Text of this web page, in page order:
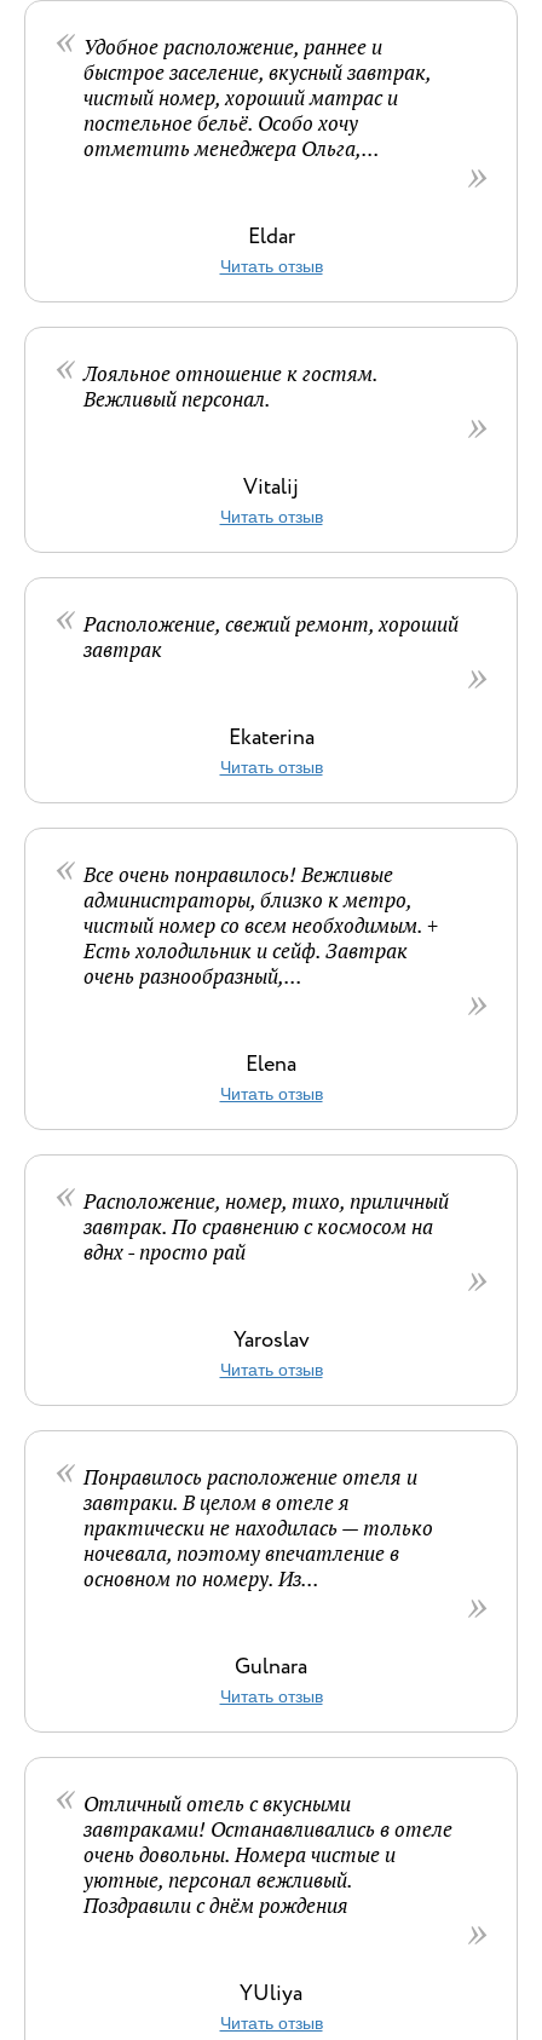
Удобное расположение, раннее и
быстрое заселение, вкусный завтрак,
чистый номер, хороший матрас и
постельное бельё. Особо хочу
отметить менеджера Ольга,...
Eldar
Читать отзыв
Лояльное отношение к гостям.
Вежливый персонал.
Vitalij
Читать отзыв
Расположение, свежий ремонт, хороший
завтрак
Ekaterina
Читать отзыв
Все очень понравилось! Вежливые
администраторы, близко к метро,
чистый номер со всем необходимым. +
Есть холодильник и сейф. Завтрак
очень разнообразный,...
Elena
Читать отзыв
Расположение, номер, тихо, приличный
завтрак. По сравнению с космосом на
вднх - просто рай
Yaroslav
Читать отзыв
Понравилось расположение отеля и
завтраки. В целом в отеле я
практически не находилась — только
ночевала, поэтому впечатление в
основном по номеру. Из...
Gulnara
Читать отзыв
Отличный отель с вкусными
завтраками! Останавливались в отеле
очень довольны. Номера чистые и
уютные, персонал вежливый.
Поздравили с днём рождения
YUliya
Читать отзыв